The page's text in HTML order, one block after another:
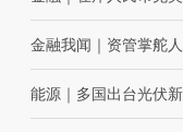
金融我闻 ｜ 资管掌舵
能源 ｜ 多国出台光伏